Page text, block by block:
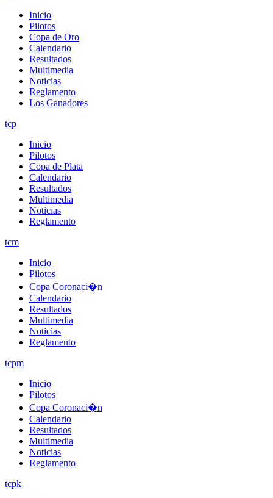
Inicio
Pilotos
Copa de Oro
Calendario
Resultados
Multimedia
Noticias
Reglamento
Los Ganadores
tcp
Inicio
Pilotos
Copa de Plata
Calendario
Resultados
Multimedia
Noticias
Reglamento
tcm
Inicio
Pilotos
Copa Coronaci�n
Calendario
Resultados
Multimedia
Noticias
Reglamento
tcpm
Inicio
Pilotos
Copa Coronaci�n
Calendario
Resultados
Multimedia
Noticias
Reglamento
tcpk